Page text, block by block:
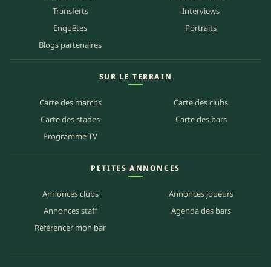
Transferts
Interviews
Enquêtes
Portraits
Blogs partenaires
SUR LE TERRAIN
Carte des matchs
Carte des clubs
Carte des stades
Carte des bars
Programme TV
PETITES ANNONCES
Annonces clubs
Annonces joueurs
Annonces staff
Agenda des bars
Référencer mon bar